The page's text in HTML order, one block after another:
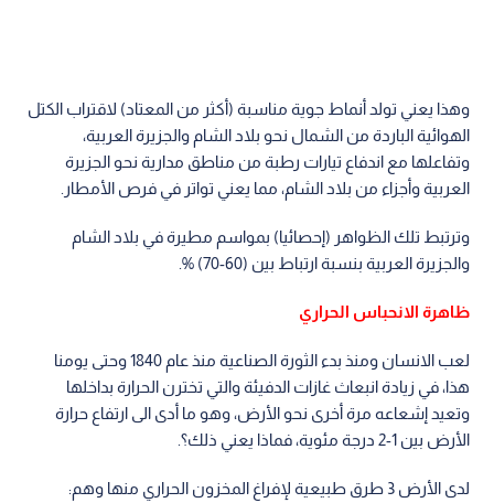
وهذا يعني تولد أنماط جوية مناسبة (أكثر من المعتاد) لاقتراب الكتل
الهوائية الباردة من الشمال نحو بلاد الشام والجزيرة العربية،
وتفاعلها مع اندفاع تيارات رطبة من مناطق مدارية نحو الجزيرة
العربية وأجزاء من بلاد الشام، مما يعني تواتر في فرص الأمطار.
وترتبط تلك الظواهر (إحصائيا) بمواسم مطيرة في بلاد الشام
والجزيرة العربية بنسبة ارتباط بين (60-70) %.
ظاهرة الانحباس الحراري
لعب الانسان ومنذ بدء الثورة الصناعية منذ عام 1840 وحتى يومنا
هذا، في زيادة انبعاث غازات الدفيئة والتي تخترن الحرارة بداخلها
وتعيد إشعاعه مرة أخرى نحو الأرض، وهو ما أدى الى ارتفاع حرارة
الأرض بين 1-2 درجة مئوية، فماذا يعني ذلك؟.
لدى الأرض 3 طرق طبيعية لإفراغ المخزون الحراري منها وهم: